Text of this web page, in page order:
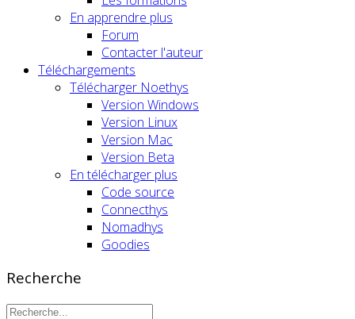
En apprendre plus
Forum
Contacter l'auteur
Téléchargements
Télécharger Noethys
Version Windows
Version Linux
Version Mac
Version Beta
En télécharger plus
Code source
Connecthys
Nomadhys
Goodies
Recherche